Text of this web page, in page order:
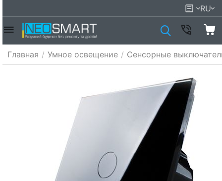
RU
Главная / Умное освещение / Сенсорные